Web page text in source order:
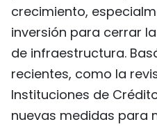
crecimiento,
inversión para cerrar
de infraestructura.
recientes, como la
Instituciones de
nuevas medidas para